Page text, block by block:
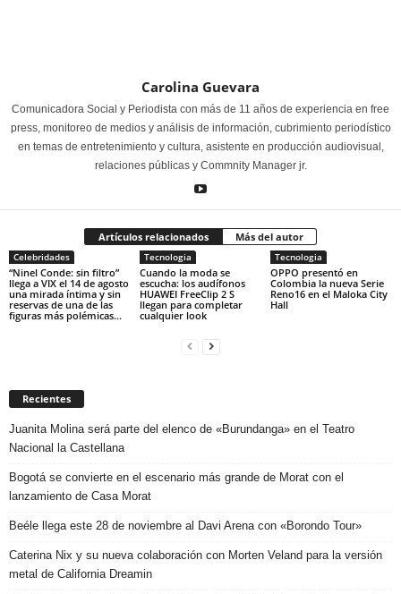
Carolina Guevara
Comunicadora Social y Periodista con más de 11 años de experiencia en free
press, monitoreo de medios y análisis de información, cubrimiento periodístico
en temas de entretenimiento y cultura, asistente en producción audiovisual,
relaciones públicas y Commnity Manager jr.
Artículos relacionados Más del autor
Celebridades
“Ninel Conde: sin filtro”
llega a VIX el 14 de agosto
una mirada íntima y sin
reservas de una de las
figuras más polémicas...
Tecnologia
Cuando la moda se
escucha: los audífonos
HUAWEI FreeClip 2 S
llegan para completar
cualquier look
Tecnologia
OPPO presentó en
Colombia la nueva Serie
Reno16 en el Maloka City
Hall
Recientes
Juanita Molina será parte del elenco de «Burundanga» en el Teatro
Nacional la Castellana
Bogotá se convierte en el escenario más grande de Morat con el
lanzamiento de Casa Morat
Beéle llega este 28 de noviembre al Davi Arena con «Borondo Tour»
Caterina Nix y su nueva colaboración con Morten Veland para la versión
metal de California Dreamin